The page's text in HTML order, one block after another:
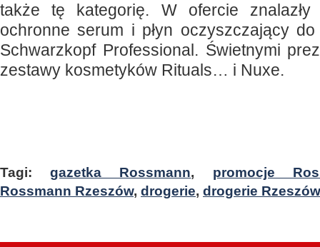
także tę kategorię. W ofercie
ochronne serum i płyn oczyszczający
Schwarzkopf Professional. Świetnymi
zestawy kosmetyków Rituals… i Nuxe.
Tagi:gazetka Rossmann, promocje
Rossmann Rzeszów, drogerie, drogerie Rzeszów